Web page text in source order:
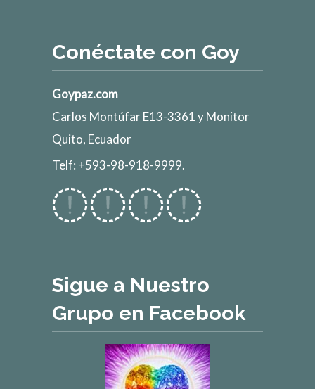
Conéctate con Goy
Goypaz.com
Carlos Montúfar E13-3361 y Monitor
Quito, Ecuador
Telf: +593-98-918-9999.
Sigue a Nuestro
Grupo en Facebook